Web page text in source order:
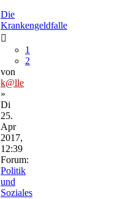
Die
Krankengeldfalle
1
2
von
k@lle
»
Di
25.
Apr
2017,
12:39
Forum:
Politik
und
Soziales